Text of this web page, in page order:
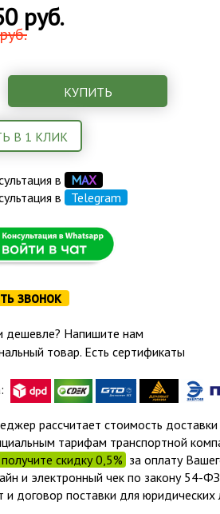
руб.
КУПИТЬ
В 1 КЛИК
в МАХ
в
Telegram
звонок
дешевле? Напишите нам
товар. Есть сертификаты
рассчитает стоимость доставки
тарифам транспортной
скидку 0,5% за оплату
и электронный чек по закону 54-ФЗ
и договор поставки для юридических